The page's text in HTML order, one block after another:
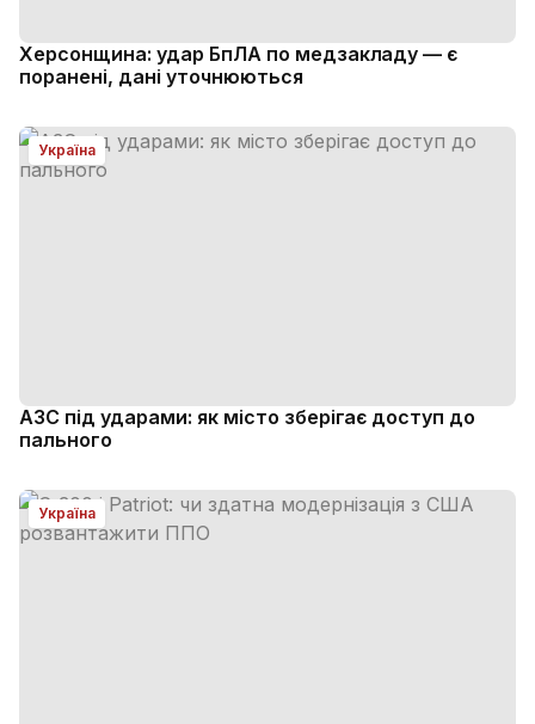
Херсонщина: удар БпЛА по медзакладу — є
поранені, дані уточнюються
Україна
АЗС під ударами: як місто зберігає доступ до
пального
Україна